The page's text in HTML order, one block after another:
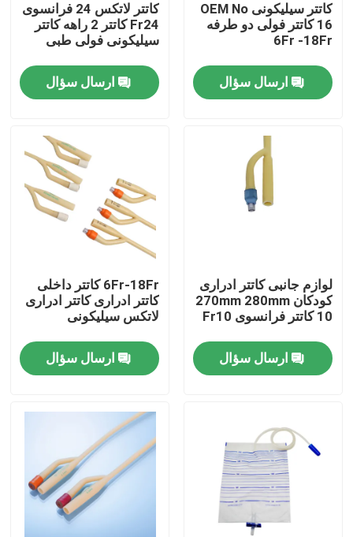
خانه
دربارهی ما
کنترل کیفیت
تماس با ما
درخواست نقل قول
لاستیک سیلیکونی پزشکی
درپوش لاستیکی پزشکی
پیستون سرنگ لاستیکی
کاتتر سیلیکونی OEM No
16 کاتتر فولی دو طرفه
6Fr -18Fr
ارسال سؤال
کاتتر لاتکس 24 فرانسوی
Fr24 کاتتر 2 راهه کاتتر
سیلیکونی فولی طبی
ارسال سؤال
لوازم جانبی کاتتر ادراری
کودکان 270mm 280mm
10 کاتتر فرانسوی Fr10
ارسال سؤال
6Fr-18Fr کاتتر داخلی
کاتتر ادراری کاتتر ادراری
لاتکس سیلیکونی
ارسال سؤال